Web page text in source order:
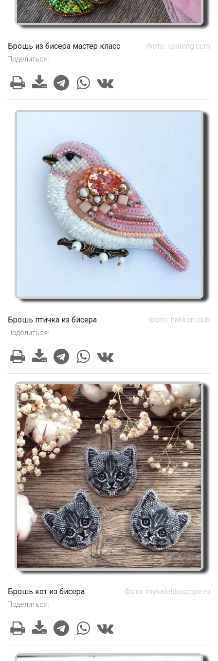
Брошь из бисера мастер класс Фото: i.pinimg.com
Поделиться:
Брошь птичка из бисера Фото: hakkon.club
Поделиться:
Брошь кот из бисера Фото: mykaleidoscope.ru
Поделиться: